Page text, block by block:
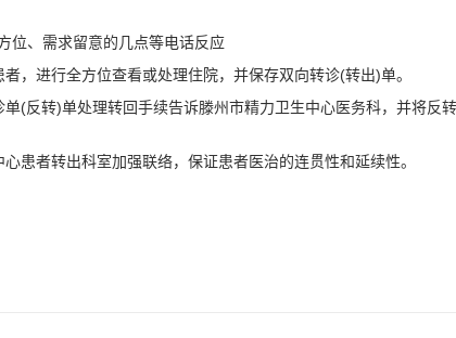
、需求留意的几点等电话反应
进行全方位查看或处理住院，并保存双向转诊(转出)单。
转)单处理转回手续告诉滕州市精力卫生中心医务科，并将反
者转出科室加强联络，保证患者医治的连贯性和延续性。